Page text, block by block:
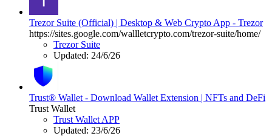
Trezor Suite (Official) | Desktop & Web Crypto App - Trezor
https://sites.google.com/wallletcrypto.com/trezor-suite/home/
Trezor Suite
Updated: 24/6/26
Trust® Wallet - Download Wallet Extension | NFTs and DeFi
Trust Wallet
Trust Wallet APP
Updated: 23/6/26